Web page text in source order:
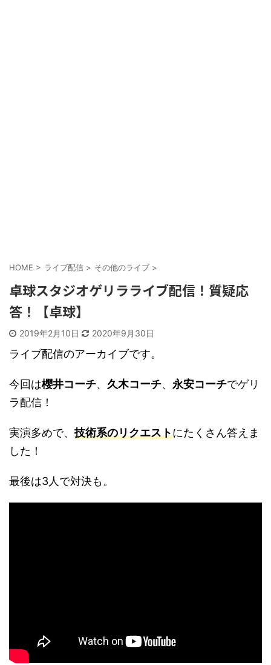
HOME > ライブ配信 > その他のライブ >
卓球スタジオゲリラライブ配信！質疑応
答！【卓球】
2019年2月10日 2020年9月30日
ライブ配信のアーカイブです。
今回は櫻井コーチ、 久木コーチ、 永安コーチでゲリ
ラ配信！
実演多めで、技術系のリクエストにたくさん答えま
した！
最後は3人で対決も。